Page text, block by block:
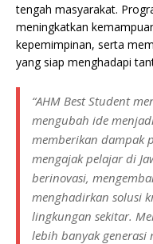
tengah masyarakat.
meningkatkan
kepemimpinan, serta
yang siap menghadapi
“AHM Best Student
mengubah ide
memberikan dampak
mengajak pelajar di
berinovasi,
menghadirkan solusi
lingkungan sekitar.
lebih banyak generasi